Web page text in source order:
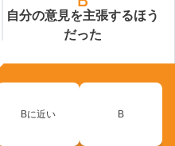
自分の意見を主張するほう
だった
Bに近い B